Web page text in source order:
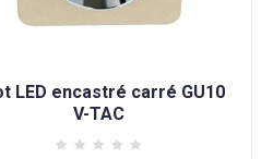
LED encastré carré GU10
V-TAC